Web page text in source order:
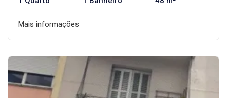
Mais informações